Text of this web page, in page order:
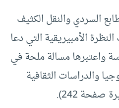
السردي والنقل الكثيف
الأمبيريقية التي دعا
واعتبرها مسالة ملحة في
والدراسات الثقافية
صفحة 242).